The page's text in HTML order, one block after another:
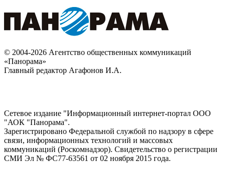
© 2004-2026 Агентство общественных коммуникаций
«Панорама»
Главный редактор Агафонов И.А.
Сетевое издание "Информационный интернет-портал ООО
"АОК "Панорама".
Зарегистрировано Федеральной службой по надзору в сфере
связи, информационных технологий и массовых
коммуникаций (Роскомнадзор). Cвидетельство о регистрации
СМИ Эл № ФС77-63561 от 02 ноября 2015 года.